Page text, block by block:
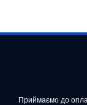
Приймаємо до